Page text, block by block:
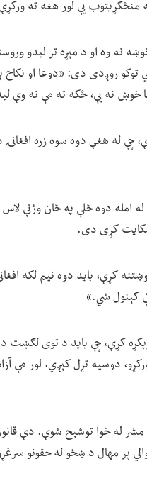
منځګړیتوب یې لور هغه ته
نه وه او د مېړه تر لیدو
روږدی دی: «دوعا او نکاح
خوښ نه یې، ځکه ته مې نه وې
چې له هغې دوه سوه زره
امله دوه ځلې په ځان وژنې
شکایت کړی دی.
کړې، باید دوه نیم لکه
کېنول شي.»
کړې، چې باید د توی لګښت
دوسیه تړل کېږي، لور مې
د مشر له خوا توشېح شوې. دې
پر مهال د ښځو له حقونو